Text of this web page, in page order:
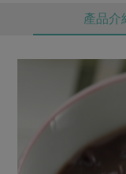
產品介